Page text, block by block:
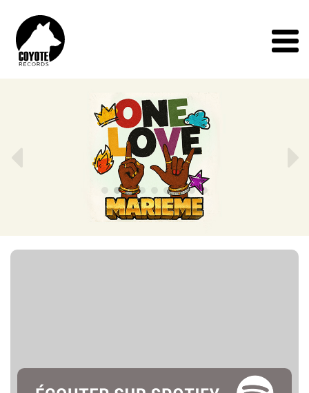
Coyote
Records
Menu
Précédent